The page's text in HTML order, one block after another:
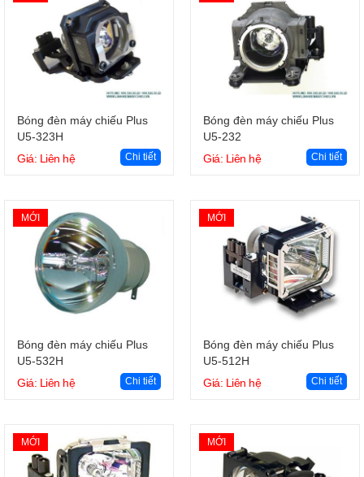
Giỏ hàng
Bóng đèn máy chiếu Plus
U5-323H
Giá: Liên hệ
Chi tiết
Giỏ hàng
Bóng đèn máy chiếu Plus
U5-232
Giá: Liên hệ
Chi tiết
MỚI
Giỏ hàng
Bóng đèn máy chiếu Plus
U5-532H
Giá: Liên hệ
Chi tiết
MỚI
Giỏ hàng
Bóng đèn máy chiếu Plus
U5-512H
Giá: Liên hệ
Chi tiết
MỚI MỚI